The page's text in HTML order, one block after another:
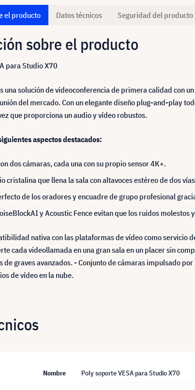
el producto Datos técnicos Seguridad del producto
sobre el producto
para Studio X70
una solución de videoconferencia de primera calidad con
del mercado. Con un elegante diseño plug-and-play
que proporciona un audio y vídeo robustos.
aspectos destacados:
dos cámaras, cada una con su propio sensor 4K+.
cristalina que llena la sala con altavoces estéreo de dos
de los oradores y encuadre de grupo profesional
y Acoustic Fence evitan que los ruidos
nativa con las plataformas de vídeo como servicio
cada videollamada en una gran sala en un placer sin
de graves avanzados. - Conjunto de cámaras impulsado
de vídeo en la nube.
Nombre Poly soporte VESA para Studio X70